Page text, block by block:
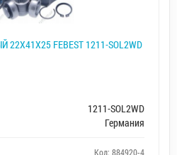
FEBEST 1211-SOL2WD
1211-SOL2WD
Германия
Код: 884920-4